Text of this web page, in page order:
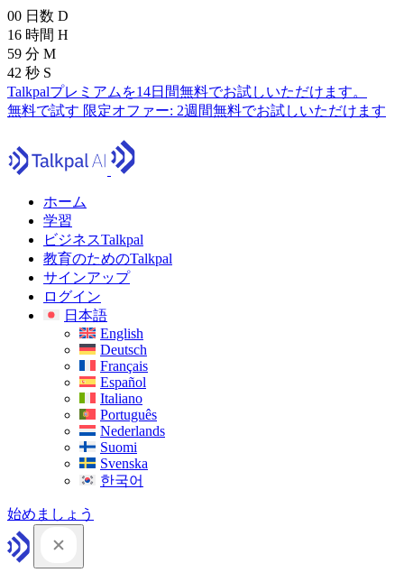
00 日数 D
16 時間 H
59 分 M
39 秒 S
Talkpalプレミアムを14日間無料でお試しいただけます。
無料で試す 限定オファー: 2週間無料でお試しいただけます
ホーム
学習
ビジネスTalkpal
教育のためのTalkpal
サインアップ
ログイン
日本語
English
Deutsch
Français
Español
Italiano
Português
Nederlands
Suomi
Svenska
한국어
始めましょう